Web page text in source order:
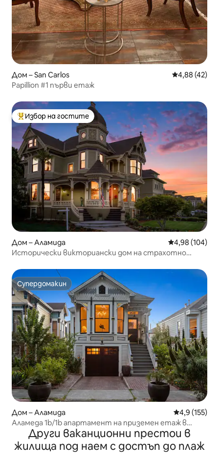
Дом – San Carlos Средна
4,88 (42)
Papillion #1 първи етаж
Най-популярен избор на гостите
Избор на гостите
Дом – Аламида Средна
4,98 (104)
Исторически викториански дом на страхотно
Супердомакин
Супердомакин
Дом – Аламида Средна
4,9 (155)
Аламеда 1b/1b апартамент на приземен етаж в
викторианска сграда от 1885 г.
Други ваканционни престои в
жилища под наем с достъп до плаж